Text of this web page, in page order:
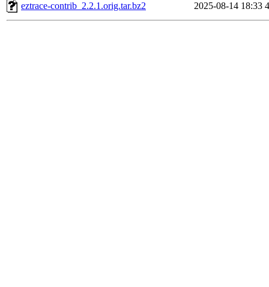
eztrace-contrib_2.2.1.orig.tar.bz2
2025-08-14 18:33